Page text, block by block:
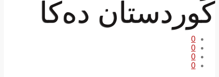
كوردستان دەکا
0
0
0
0